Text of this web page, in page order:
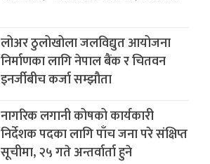
लोअर ठुलोखोला जलविद्युत आयोजना
निर्माणका लागि नेपाल बैंक र चितवन
इनर्जीबीच कर्जा सम्झौता
नागरिक लगानी कोषको कार्यकारी
निर्देशक पदका लागि पाँच जना परे संक्षिप्त
सूचीमा, २५ गते अन्तर्वार्ता हुने